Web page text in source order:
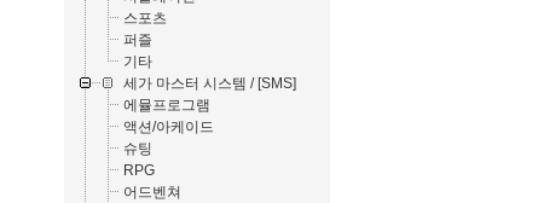
스포츠
퍼즐
기타
세가 마스터 시스템 / [SMS]
에뮬프로그램
액션/아케이드
슈팅
RPG
어드벤쳐